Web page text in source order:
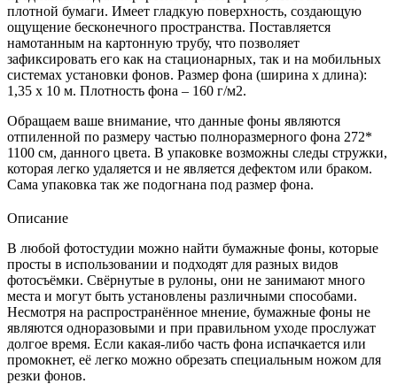
плотной бумаги. Имеет гладкую поверхность, создающую
ощущение бесконечного пространства. Поставляется
намотанным на картонную трубу, что позволяет
зафиксировать его как на стационарных, так и на мобильных
системах установки фонов. Размер фона (ширина х длина):
1,35 х 10 м. Плотность фона – 160 г/м2.
Обращаем ваше внимание, что данные фоны являются
отпиленной по размеру частью полноразмерного фона 272*
1100 см, данного цвета. В упаковке возможны следы стружки,
которая легко удаляется и не является дефектом или браком.
Сама упаковка так же подогнана под размер фона.
Описание
В любой фотостудии можно найти бумажные фоны, которые
просты в использовании и подходят для разных видов
фотосъёмки. Свёрнутые в рулоны, они не занимают много
места и могут быть установлены различными способами.
Несмотря на распространённое мнение, бумажные фоны не
являются одноразовыми и при правильном уходе прослужат
долгое время. Если какая-либо часть фона испачкается или
промокнет, её легко можно обрезать специальным ножом для
резки фонов.